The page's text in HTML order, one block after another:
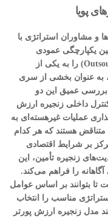
پویا
و مشاوران استراتژی با
یکپارچگی عمودی
(Vertical Integration) و برون‌سپاری (Outsourcing) را به یکی از
به عنوان بخشی از سری
بررسی عمیق این دو
داخلی زنجیره ارزش
عملیات غیرهسته‌ای به
هستند که هر کدام
بر شرایط اقتصادی
زنجیره تأمین، این
را فراهم می‌کند.
بتوانند بر اساس عوامل
مناسب را انتخاب
مدل زنجیره ارزش پورتر